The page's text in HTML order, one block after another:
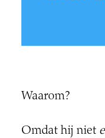
Waarom?
Omdat hij niet